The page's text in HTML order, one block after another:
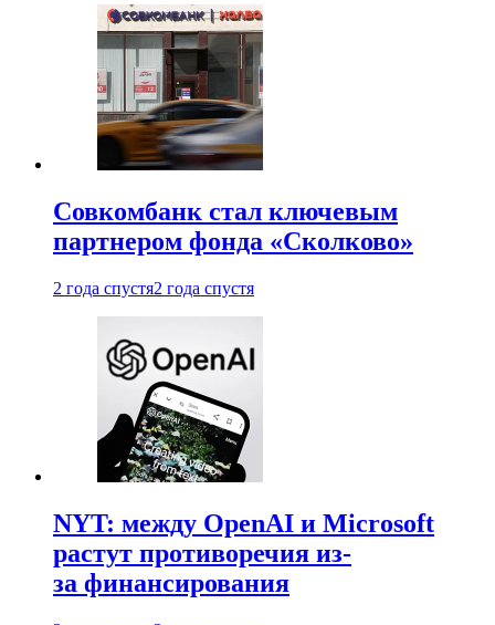
Совкомбанк стал ключевым
партнером фонда «Сколково»
2 года спустя2 года спустя
NYT: между OpenAI и Microsoft
растут противоречия из-
за финансирования